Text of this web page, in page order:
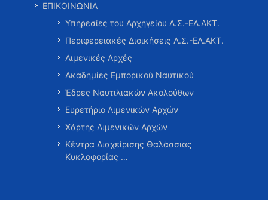
ΕΠΙΚΟΙΝΩΝΙΑ
Υπηρεσίες του Αρχηγείου Λ.Σ.-ΕΛ.ΑΚΤ.
Περιφερειακές Διοικήσεις Λ.Σ.-ΕΛ.ΑΚΤ.
Λιμενικές Αρχές
Ακαδημίες Εμπορικού Ναυτικού
Έδρες Ναυτιλιακών Ακολούθων
Ευρετήριο Λιμενικών Αρχών
Χάρτης Λιμενικών Αρχών
Κέντρα Διαχείρισης Θαλάσσιας
Κυκλοφορίας …